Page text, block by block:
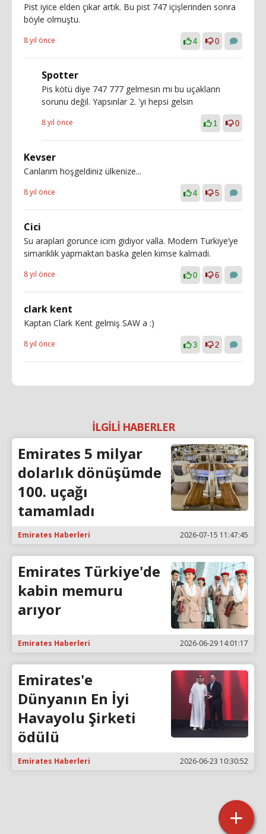
Pist iyice elden çıkar artık. Bu pist 747 içişlerinden sonra
böyle olmuştu.
8 yıl önce 4 0
Spotter
Pis kötü diye 747 777 gelmesin mi bu uçakların
sorunu değil. Yapsınlar 2. 'yi hepsi gelsin
8 yıl önce 1 0
Kevser
Canlarım hoşgeldiniz ülkenize...
8 yıl önce 4 5
Cici
Su araplari gorunce icim gidiyor valla. Modern Turkiye’ye
simariklik yapmaktan baska gelen kimse kalmadi.
8 yıl önce 0 6
clark kent
Kaptan Clark Kent gelmiş SAW a :)
8 yıl önce 3 2
İLGİLİ HABERLER
Emirates 5 milyar
dolarlık dönüşümde
100. uçağı
tamamladı
Emirates Haberleri 2026-07-15 11:47:45
Emirates Türkiye'de
kabin memuru
arıyor
Emirates Haberleri 2026-06-29 14:01:17
Emirates'e
Dünyanın En İyi
Havayolu Şirketi
ödülü
Emirates Haberleri 2026-06-23 10:30:52